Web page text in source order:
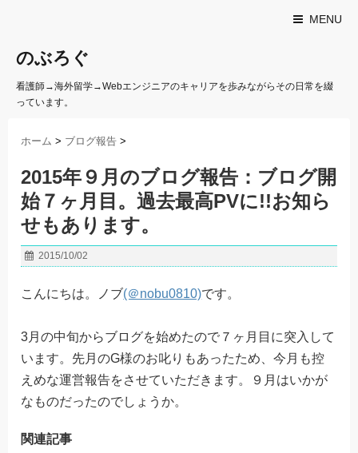
MENU
のぶろぐ
看護師→海外留学→Webエンジニアのキャリアを歩みながらその日常を綴
っています。
ホーム > ブログ報告 >
2015年９月のブログ報告：ブログ開
始７ヶ月目。過去最高PVに!!お知ら
せもあります。
2015/10/02
こんにちは。ノブ(＠nobu0810)です。
3月の中旬からブログを始めたので７ヶ月目に突入して
います。先月のG様のお叱りもあったため、今月も控
えめな運営報告をさせていただきます。９月はいかが
なものだったのでしょうか。
関連記事